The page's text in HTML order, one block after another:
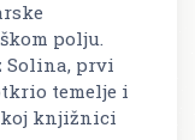
polju.
Solina, prvi
temelje i
knjižnici